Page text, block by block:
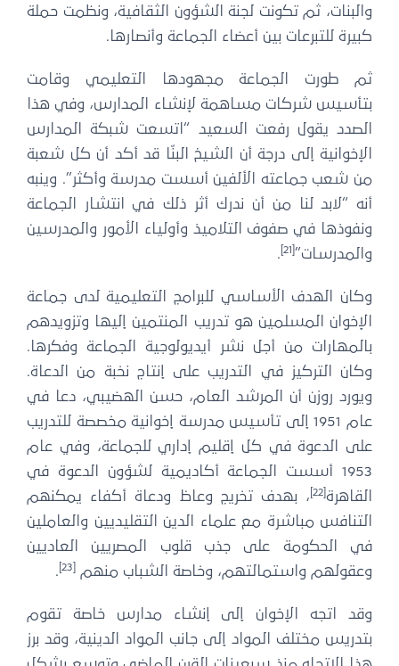
والبنات، ثم تكونت لجنة الشؤون الثقافية، ونظمت حملة
كبيرة للتبرعات بين أعضاء الجماعة وأنصارها.
ثم طورت الجماعة مجهودها التعليمي وقامت
بتأسيس شركات مساهمة لإنشاء المدارس، وفي هذا
الصدد يقول رفعت السعيد “اتسعت شبكة المدارس
الإخوانية إلى درجة أن الشيخ البنّا قد أكد أن كل شعبة
من شعب جماعته الألفين أسست مدرسة وأكثر”. وينبه
أنه “لابد لنا من أن ندرك أثر ذلك في انتشار الجماعة
ونفوذها في صفوف التلاميذ وأولياء الأمور والمدرسين
والمدرسات”
.
وكان الهدف الأساسي للبرامج التعليمية لدى جماعة
الإخوان المسلمين هو تدريب المنتمين إليها وتزويدهم
بالمهارات من أجل نشر أيديولوجية الجماعة وفكرها.
وكان التركيز في التدريب على إنتاج نخبة من الدعاة.
ويورد روزن أن المرشد العام، حسن الهضيبي، دعا في
عام 1951 إلى تأسيس مدرسة إخوانية مخصصة للتدريب
على الدعوة في كل إقليم إداري للجماعة، وفي عام
1953 أسست الجماعة أكاديمية لشؤون الدعوة في
القاهرة
، بهدف تخريج وعاظ ودعاة أكفاء يمكنهم
التنافس مباشرة مع علماء الدين التقليديين والعاملين
في الحكومة على جذب قلوب المصريين العاديين
وعقولهم واستمالتهم، وخاصة الشباب منهم
.
وقد اتجه الإخوان إلى إنشاء مدارس خاصة تقوم
بتدريس مختلف المواد إلى جانب المواد الدينية، وقد برز